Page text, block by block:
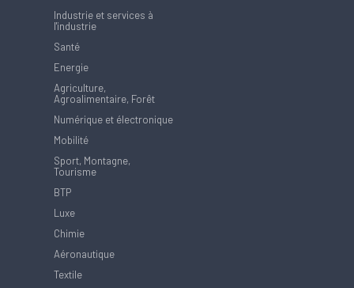
Industrie et services à
l'industrie
Santé
Energie
Agriculture,
Agroalimentaire, Forêt
Numérique et électronique
Mobilité
Sport, Montagne,
Tourisme
BTP
Luxe
Chimie
Aéronautique
Textile